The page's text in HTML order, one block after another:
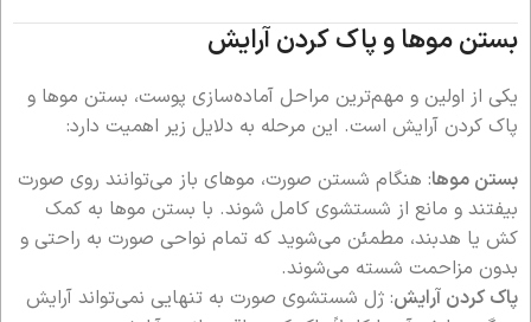
بستن موها و پاک کردن آرایش
یکی از اولین و مهم‌ترین مراحل آماده‌سازی پوست، بستن موها و
پاک کردن آرایش است. این مرحله به دلایل زیر اهمیت دارد:
بستن موها: هنگام شستن صورت، موهای باز می‌توانند روی صورت
بیفتند و مانع از شستشوی کامل شوند. با بستن موها به کمک
کش یا هدبند، مطمئن می‌شوید که تمام نواحی صورت به راحتی و
بدون مزاحمت شسته می‌شوند.
پاک کردن آرایش: ژل شستشوی صورت به تنهایی نمی‌تواند آرایش